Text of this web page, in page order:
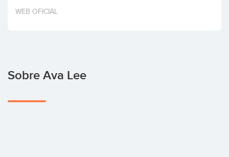
Invertir
WEB OFICIAL
Sobre Ava Lee